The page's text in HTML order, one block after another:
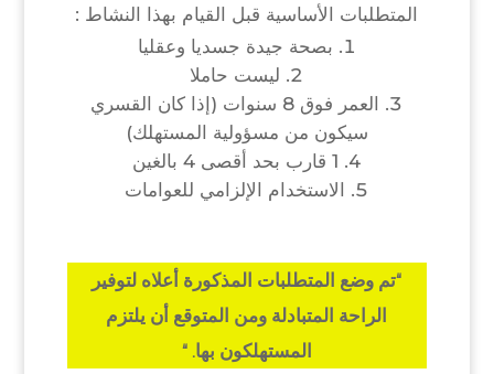
المتطلبات الأساسية قبل القيام بهذا النشاط :
بصحة جيدة جسديا وعقليا
ليست حاملا
العمر فوق 8 سنوات (إذا كان القسري
سيكون من مسؤولية المستهلك)
1 قارب بحد أقصى 4 بالغين
الاستخدام الإلزامي للعوامات
“تم وضع المتطلبات المذكورة أعلاه لتوفير
الراحة المتبادلة ومن المتوقع أن يلتزم
المستهلكون بها. “